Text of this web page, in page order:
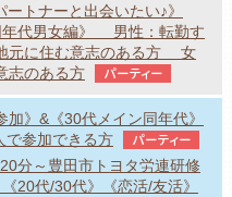
トナーと出会いたい♪》
年代男女編》 男性：転勤す
元に住む意志のある方 女
志のある方
パーティー
》&《30代メイン同年代》
参加できる方
パーティー
分～豊田市トヨタ労連研修
20代/30代》《恋活/友活》